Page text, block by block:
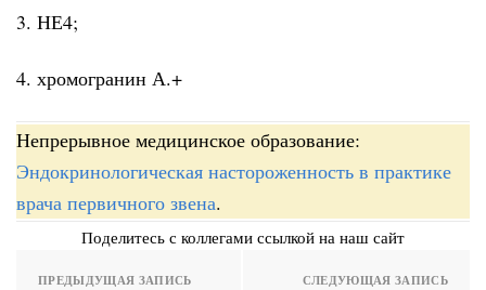
3. НЕ4;
4. хромогранин А.+
Непрерывное медицинское образование:
Эндокринологическая настороженность в практике
врача первичного звена.
Поделитесь с коллегами ссылкой на наш сайт
ПРЕДЫДУЩАЯ ЗАПИСЬ СЛЕДУЮЩАЯ ЗАПИСЬ